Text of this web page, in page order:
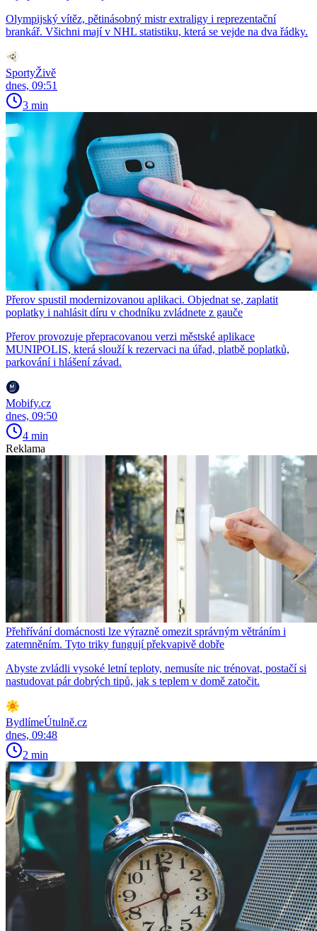
Olympijský vítěz, pětinásobný mistr extraligy i reprezentační
brankář. Všichni mají v NHL statistiku, která se vejde na dva řádky.
SportyŽivě
dnes, 09:51
3 min
Přerov spustil modernizovanou aplikaci. Objednat se, zaplatit
poplatky i nahlásit díru v chodníku zvládnete z gauče
Přerov provozuje přepracovanou verzi městské aplikace
MUNIPOLIS, která slouží k rezervaci na úřad, platbě poplatků,
parkování i hlášení závad.
Mobify.cz
dnes, 09:50
4 min
Reklama
Přehřívání domácnosti lze výrazně omezit správným větráním i
zatemněním. Tyto triky fungují překvapivě dobře
Abyste zvládli vysoké letní teploty, nemusíte nic trénovat, postačí si
nastudovat pár dobrých tipů, jak s teplem v domě zatočit.
BydlímeÚtulně.cz
dnes, 09:48
2 min